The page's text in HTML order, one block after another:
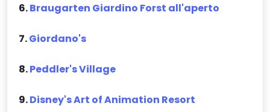
6.Braugarten Giardino Forst all'aperto
7.Giordano's
8.Peddler's Village
9.Disney's Art of Animation Resort